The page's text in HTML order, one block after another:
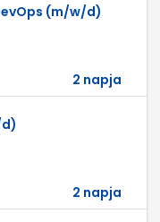
(m/w/d)
2 napja
2 napja